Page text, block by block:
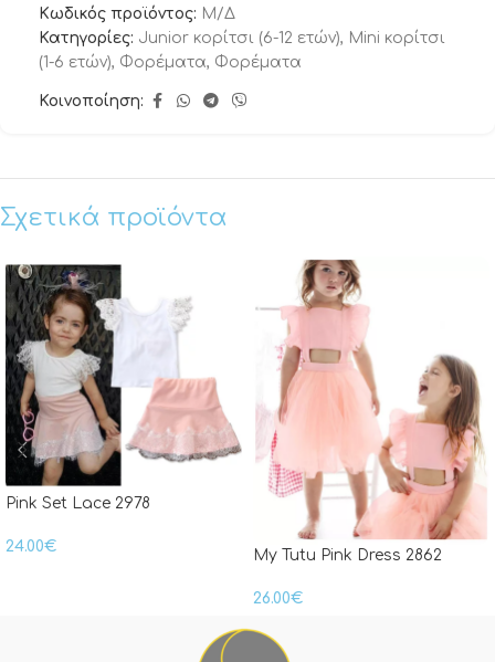
Κωδικός προϊόντος: Μ/Δ
Κατηγορίες: Junior κορίτσι (6-12 ετών), Mini κορίτσι
(1-6 ετών), Φορέματα, Φορέματα
Κοινοποίηση:
Σχετικά προϊόντα
Pink Set Lace 2978
24.00€
My Tutu Pink Dress 2862
26.00€